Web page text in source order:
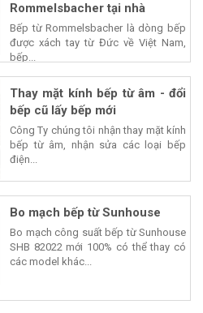
Rommelsbacher tại nhà
Bếp từ Rommelsbacher là dòng bếp
được xách tay từ Đức về Việt Nam,
bếp...
Thay mặt kính bếp từ âm - đổi
bếp cũ lấy bếp mới
Công Ty chúng tôi nhận thay mặt kính
bếp từ âm, nhận sửa các loại bếp
điện...
Bo mạch bếp từ Sunhouse
Bo mạch công suất bếp từ Sunhouse
SHB 82022 mới 100% có thể thay có
các model khác...